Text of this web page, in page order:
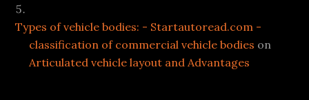
Types of vehicle bodies: - Startautoread.com -
classification of commercial vehicle bodies on
Articulated vehicle layout and Advantages